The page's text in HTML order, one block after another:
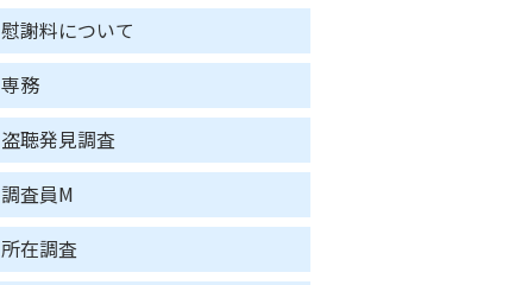
慰謝料について
専務
盗聴発見調査
調査員M
所在調査